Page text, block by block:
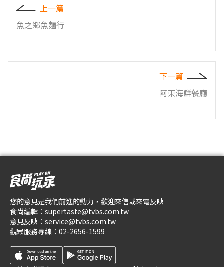
上一篇
魚之鄉魚麵行
下一篇
阿東海鮮餐廳
您的意見是我們前進的動力，歡迎來信或來電反映
食尚編輯： supertaste@tvbs.com.tw
意見反映： service@tvbs.com.tw
觀眾服務專線： 02-2656-1599